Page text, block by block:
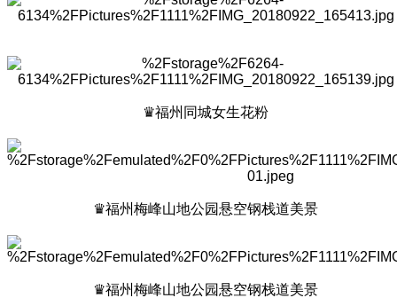
♛福州同城女生花粉
♛福州梅峰山地公园悬空钢栈道美景
♛福州梅峰山地公园悬空钢栈道美景